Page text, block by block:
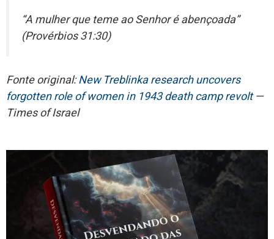
“A mulher que teme ao Senhor é abençoada”
(Provérbios 31:30)
Fonte original:New Treblinka research uncovers
forgotten role of women in 1943 death camp revolt—
Times of Israel